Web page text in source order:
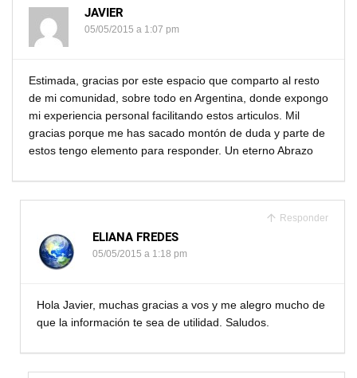
JAVIER
05/05/2015 a 1:07 pm
Estimada, gracias por este espacio que comparto al resto
de mi comunidad, sobre todo en Argentina, donde expongo
mi experiencia personal facilitando estos articulos. Mil
gracias porque me has sacado montón de duda y parte de
estos tengo elemento para responder. Un eterno Abrazo
Responder
ELIANA FREDES
05/05/2015 a 1:18 pm
Hola Javier, muchas gracias a vos y me alegro mucho de
que la información te sea de utilidad. Saludos.